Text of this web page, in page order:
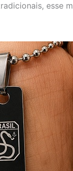
esse